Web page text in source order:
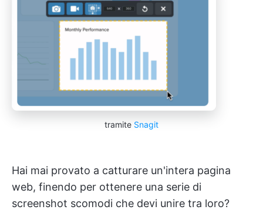
tramite Snagit
Hai mai provato a catturare un'intera pagina
web, finendo per ottenere una serie di
screenshot scomodi che devi unire tra loro?